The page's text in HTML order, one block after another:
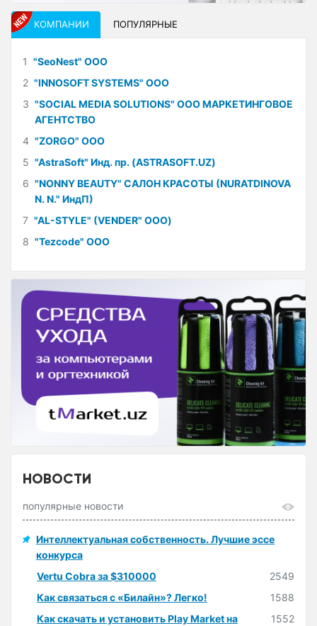
КОМПАНИИ ПОПУЛЯРНЫЕ
1 "SeoNest" ООО
2 "INNOSOFT SYSTEMS" ООО
3 "SOCIAL MEDIA SOLUTIONS" ООО МАРКЕТИНГОВОЕ
АГЕНТСТВО
4 "ZORGO" ООО
5 "AstraSoft" Инд. пр. (ASTRASOFT.UZ)
6 "NONNY BEAUTY" САЛОН КРАСОТЫ (NURATDINOVA
N. N." ИндП)
7 "AL-STYLE" (VENDER" ООО)
8 "Tezcode" ООО
НОВОСТИ
популярные новости
Интеллектуальная собственность. Лучшие эссе
конкурса
Vertu Cobra за $310000
2549
Как связаться с «Билайн»? Легко!
1588
Как скачать и установить Play Market на
1552